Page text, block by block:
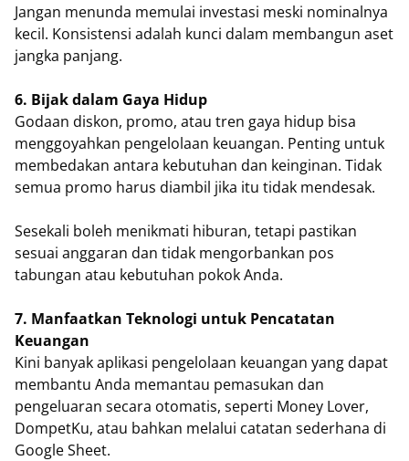
Jangan menunda memulai investasi meski nominalnya
kecil. Konsistensi adalah kunci dalam membangun aset
jangka panjang.
6. Bijak dalam Gaya Hidup
Godaan diskon, promo, atau tren gaya hidup bisa
menggoyahkan pengelolaan keuangan. Penting untuk
membedakan antara kebutuhan dan keinginan. Tidak
semua promo harus diambil jika itu tidak mendesak.
Sesekali boleh menikmati hiburan, tetapi pastikan
sesuai anggaran dan tidak mengorbankan pos
tabungan atau kebutuhan pokok Anda.
7. Manfaatkan Teknologi untuk Pencatatan
Keuangan
Kini banyak aplikasi pengelolaan keuangan yang dapat
membantu Anda memantau pemasukan dan
pengeluaran secara otomatis, seperti Money Lover,
DompetKu, atau bahkan melalui catatan sederhana di
Google Sheet.